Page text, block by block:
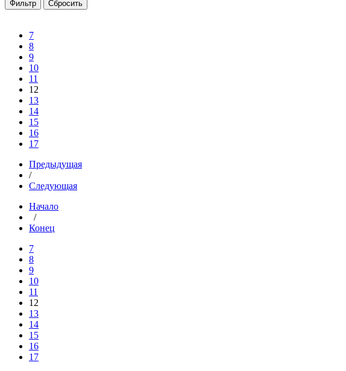
7
8
9
10
11
12
13
14
15
16
17
Предыдущая
/
Следующая
Начало
/
Конец
7
8
9
10
11
12
13
14
15
16
17